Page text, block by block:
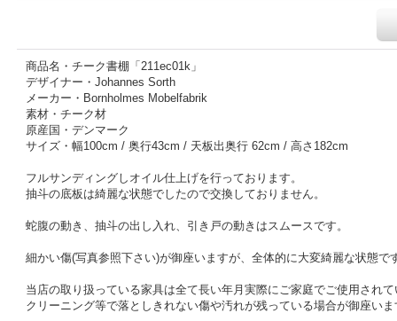
商品名・チーク書棚「211ec01k」
デザイナー・Johannes Sorth
メーカー・Bornholmes Mobelfabrik
素材・チーク材
原産国・デンマーク
サイズ・幅100cm / 奥行43cm / 天板出奥行 62cm / 高さ182cm
フルサンディングしオイル仕上げを行っております。
抽斗の底板は綺麗な状態でしたので交換しておりません。
蛇腹の動き、抽斗の出し入れ、引き戸の動きはスムースです。
細かい傷(写真参照下さい)が御座いますが、全体的に大変綺麗な状態で
当店の取り扱っている家具は全て長い年月実際にご家庭でご使用され
クリーニング等で落としきれない傷や汚れが残っている場合が御座い